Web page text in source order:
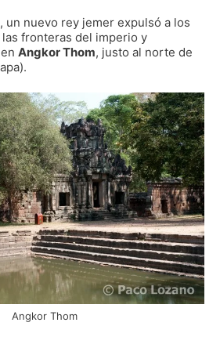
un nuevo rey jemer expulsó a los
fronteras del imperio y
Angkor Thom, justo al norte de
Angkor Thom